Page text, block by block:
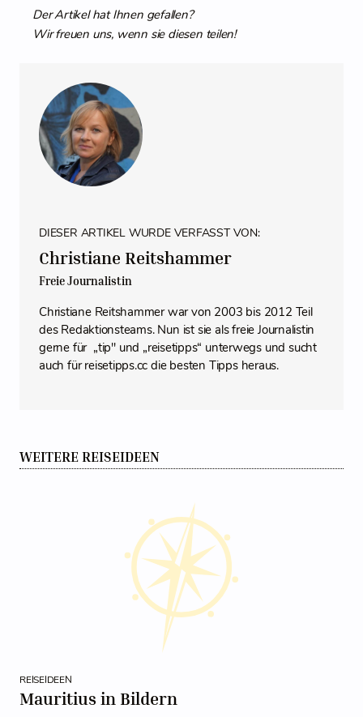
Der Artikel hat Ihnen gefallen?
Wir freuen uns, wenn sie diesen teilen!
DIESER ARTIKEL WURDE VERFASST VON:
Christiane Reitshammer
Freie Journalistin
Christiane Reitshammer war von 2003 bis 2012 Teil
des Redaktionsteams. Nun ist sie als freie Journalistin
gerne für „tip" und „reisetipps“ unterwegs und sucht
auch für reisetipps.cc die besten Tipps heraus.
WEITERE REISEIDEEN
REISEIDEEN
Mauritius in Bildern